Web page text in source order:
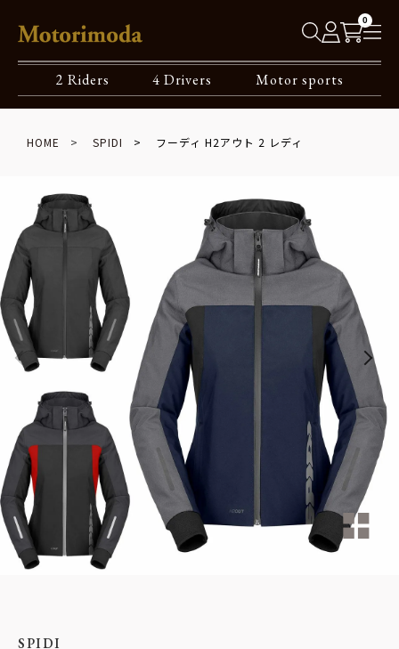
0
2 Riders 4 Drivers Motor sports
HOME SPIDI フーディ H2アウト 2 レディ
SPIDI